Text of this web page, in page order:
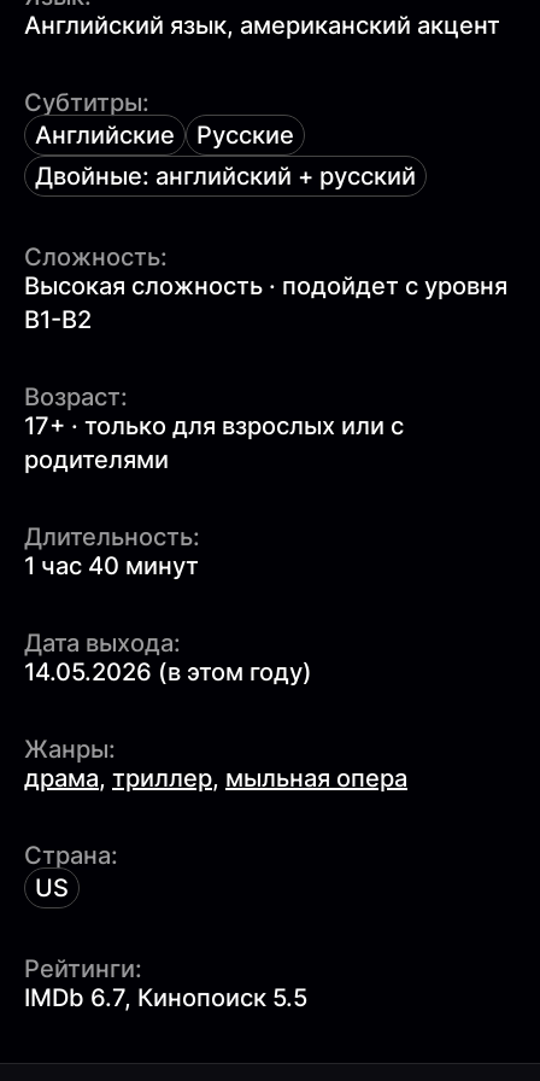
Английский язык, американский акцент
Субтитры:
Английские
Русские
Двойные: английский + русский
Сложность:
Высокая сложность · подойдет с уровня
B1-B2
Возраст:
17+ · только для взрослых или с
родителями
Длительность:
1 час 40 минут
Дата выхода:
14.05.2026 (в этом году)
Жанры:
драма, триллер, мыльная опера
Страна:
US
Рейтинги:
IMDb 6.7, Кинопоиск 5.5